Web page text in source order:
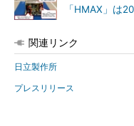
「HMAX」は
関連リンク
日立製作所
プレスリリース